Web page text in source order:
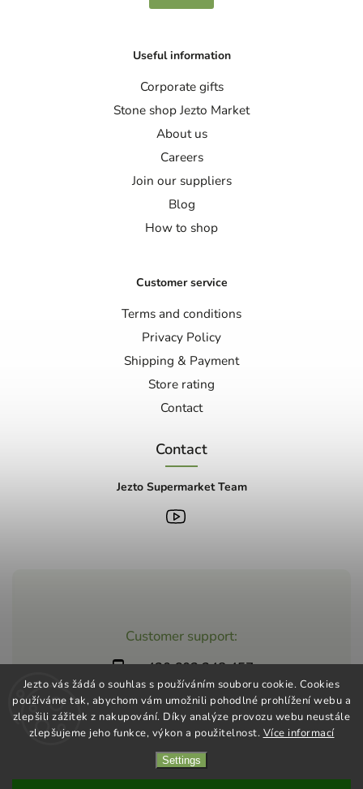
Jezto vás žádá o souhlas s používáním souboru cookie. Cookies
používáme tak, abychom vám umožnili pohodlné prohlížení webu a
zlepšili zážitek z nakupování. Díky analýze provozu webu neustále
zlepšujeme jeho funkce, výkon a použitelnost. Více informací
Settings
Customer support:
+420 603 248 457
info@jeztomarket.cz
Useful information
Corporate gifts
Stone shop Jezto Market
About us
Careers
Join our suppliers
Blog
How to shop
Customer service
Terms and conditions
Privacy Policy
Shipping & Payment
Store rating
Contact
Contact
Jezto Supermarket Team